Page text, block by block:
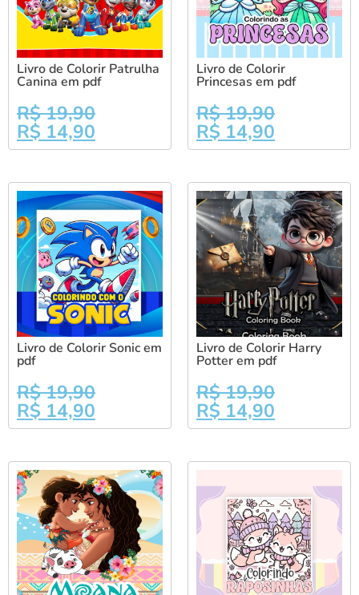
Livro de Colorir Patrulha
Canina em pdf
R$19,90
R$ 14,90
Livro de Colorir
Princesas em pdf
R$19,90
R$ 14,90
Livro de Colorir Sonic em
pdf
R$19,90
R$ 14,90
Livro de Colorir Harry
Potter em pdf
R$19,90
R$ 14,90